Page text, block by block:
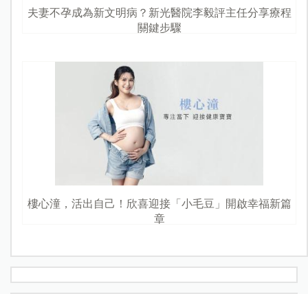
夫妻不孕成為新文明病？新光醫院李毅評主任分享療程
關鍵步驟
樓心潼，活出自己！欣喜迎接「小毛豆」開啟幸福新篇
章